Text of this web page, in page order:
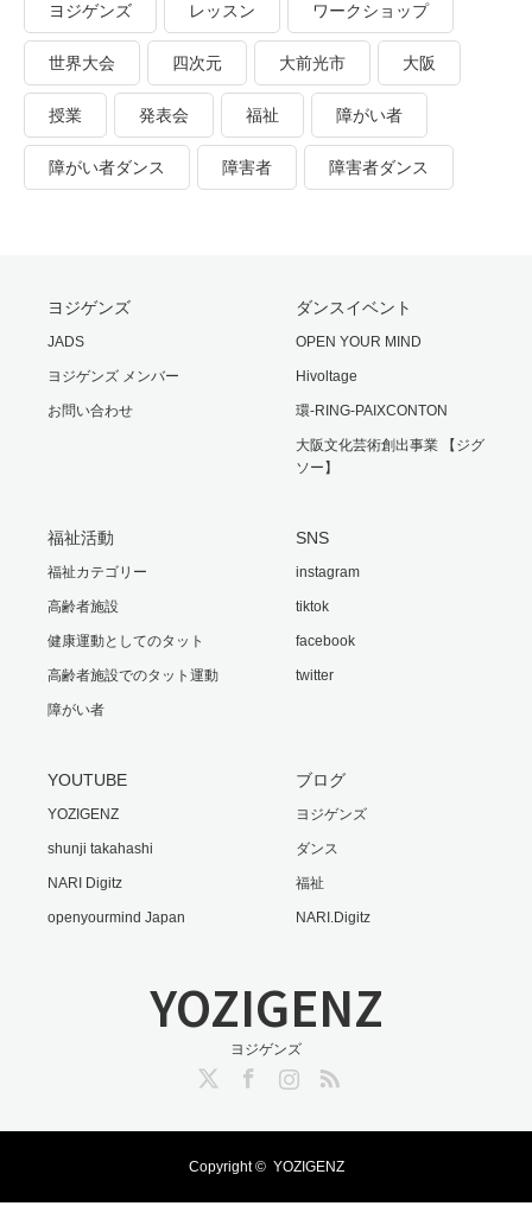
ヨジゲンズ レッスン ワークショップ
世界大会 四次元 大前光市 大阪
授業 発表会 福祉 障がい者
障がい者ダンス 障害者 障害者ダンス
ヨジゲンズ
JADS
ヨジゲンズ メンバー
お問い合わせ
ダンスイベント
OPEN YOUR MIND
Hivoltage
環-RING-PAIXCONTON
大阪文化芸術創出事業 【ジグ
ソー】
福祉活動
福祉カテゴリー
高齢者施設
健康運動としてのタット
高齢者施設でのタット運動
障がい者
SNS
instagram
tiktok
facebook
twitter
YOUTUBE
YOZIGENZ
shunji takahashi
NARI Digitz
openyourmind Japan
ブログ
ヨジゲンズ
ダンス
福祉
NARI.Digitz
YOZIGENZ
ヨジゲンズ
InstagramRSS
Copyright © YOZIGENZ